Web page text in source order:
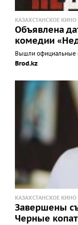
КАЗАХСТАНСКОЕ КИНО
Объявлена
комедии
Вышли официальные
Brod.kz
КАЗАХСТАНСКОЕ КИНО
Завершены
Черные